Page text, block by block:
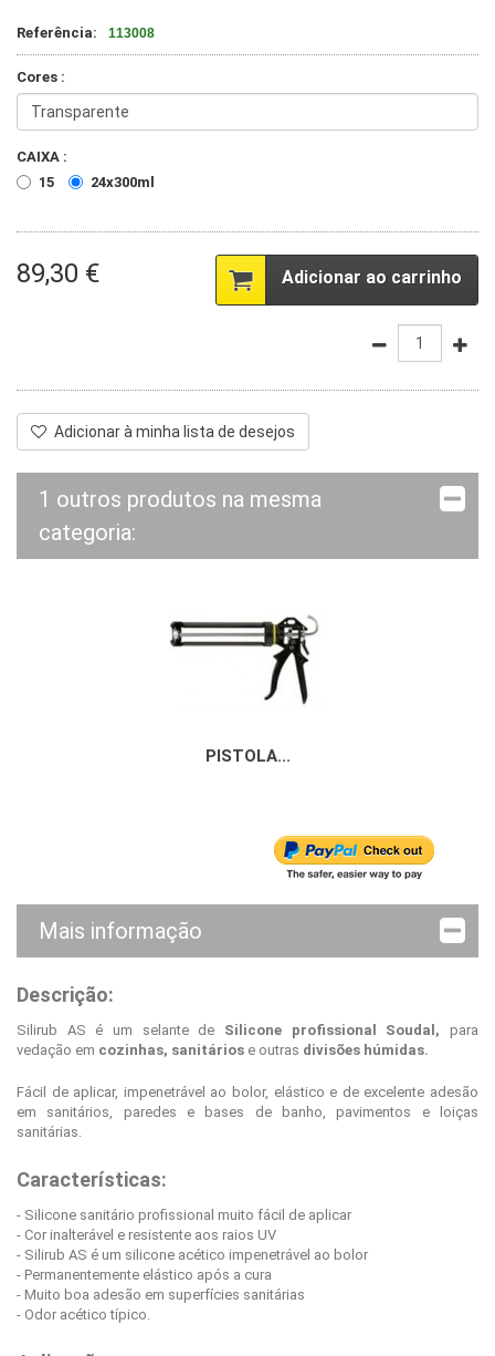
Referência: 113008
Cores :
CAIXA :
15
24x300ml
89,30 € Adicionar ao carrinho
Adicionar à minha lista de desejos
1 outros produtos na mesma
categoria:
PISTOLA...
Mais informação
Descrição:
Silirub AS é um selante de Silicone profissional Soudal , para
vedação em cozinhas, sanitários e outras divisões húmidas.
Fácil de aplicar, impenetrável ao bolor, elástico e de excelente adesão
em sanitários, paredes e bases de banho, pavimentos e loiças
sanitárias.
Características:
- Silicone sanitário profissional muito fácil de aplicar
- Cor inalterável e resistente aos raios UV
- Silirub AS é um silicone acético impenetrável ao bolor
- Permanentemente elástico após a cura
- Muito boa adesão em superfícies sanitárias
- Odor acético típico.